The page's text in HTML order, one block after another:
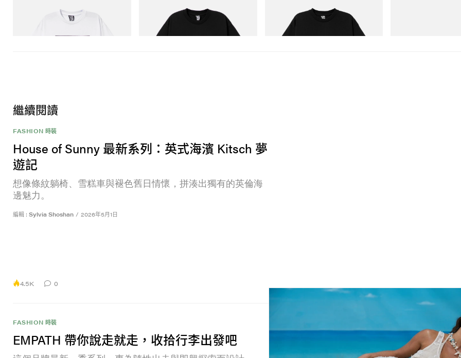
Billionaire Boys Club X Initial D Cotton T-
BILLIONAIRE BOYS CLUB X INITIAL D
COTTON T-SHIRT #1
立即購入
Billionaire Boys Club X Initial D Cotton T-
立即購入
繼續閱讀
FASHION 時裝
House of Sunny 最新系列：英式海濱 Kitsch 夢
遊記
想像條紋躺椅、雪糕車與褪色舊日情懷，拼湊出獨有的英倫海
邊魅力。
編輯 : Sylvia Shoshan / 2026年5月1日
4.5K 0
FASHION 時裝
EMPATH 帶你說走就走，收拾行李出發吧